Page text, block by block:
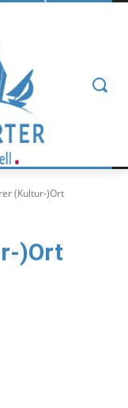
(Kultur-)Ort
)Ort